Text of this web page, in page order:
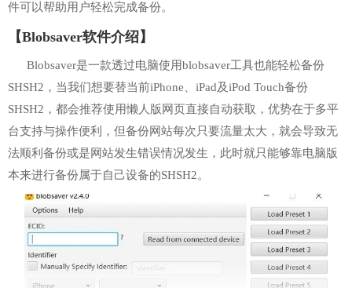
件可以帮助用户轻松完成备份。
【Blobsaver软件介绍】
Blobsaver是一款透过电脑使用blobsaver工具也能轻松备份
SHSH2，当我们想要替当前iPhone、iPad及iPod Touch备份
SHSH2，都会推荐使用懒人版网页直接自动获取，优势在于多平
台支持与操作便利，但备份网站每次只要流量太大，就会导致无
法顺利备份或是网站发生错误情况发生，此时就只能够靠电脑版
本来进行备份属于自己设备的SHSH2。